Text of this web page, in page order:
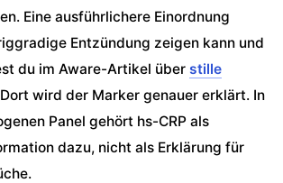
Eine ausführlichere Einordnung
Entzündung zeigen kann und
du im Aware-Artikel über stille
wird der Marker genauer erklärt. In
Panel gehört hs-CRP als
dazu, nicht als Erklärung für